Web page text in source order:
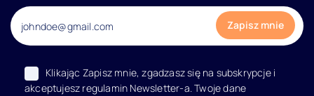
120x160
Klikając Zapisz mnie, zgadzasz się na subskrypcje i
akceptujesz regulamin Newsletter-a. Twoje dane